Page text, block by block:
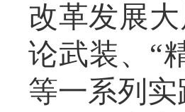
改革发展
论武装、“
等一系列